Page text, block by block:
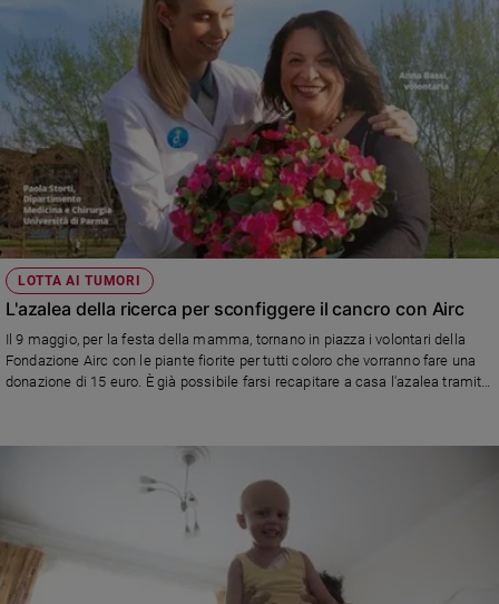
LOTTA AI TUMORI
L'azalea della ricerca per sconfiggere il cancro con Airc
Il 9 maggio, per la festa della mamma, tornano in piazza i volontari della
Fondazione Airc con le piante fiorite per tutti coloro che vorranno fare una
donazione di 15 euro. È già possibile farsi recapitare a casa l'azalea tramite